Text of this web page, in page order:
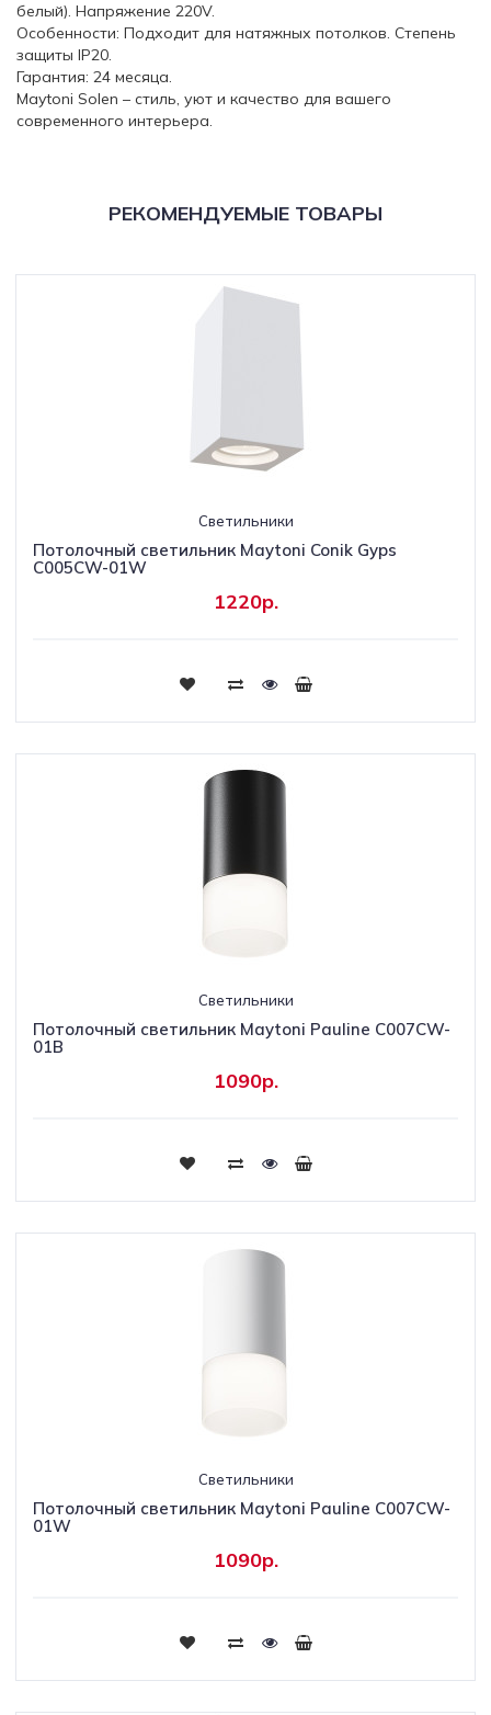
белый). Напряжение 220V.
Особенности: Подходит для натяжных потолков. Степень
защиты IP20.
Гарантия: 24 месяца.
Maytoni Solen – стиль, уют и качество для вашего
современного интерьера.
РЕКОМЕНДУЕМЫЕ ТОВАРЫ
Светильники
Потолочный светильник Maytoni Conik Gyps
C005CW-01W
1220р.
Светильники
Потолочный светильник Maytoni Pauline C007CW-
01B
1090р.
Светильники
Потолочный светильник Maytoni Pauline C007CW-
01W
1090р.